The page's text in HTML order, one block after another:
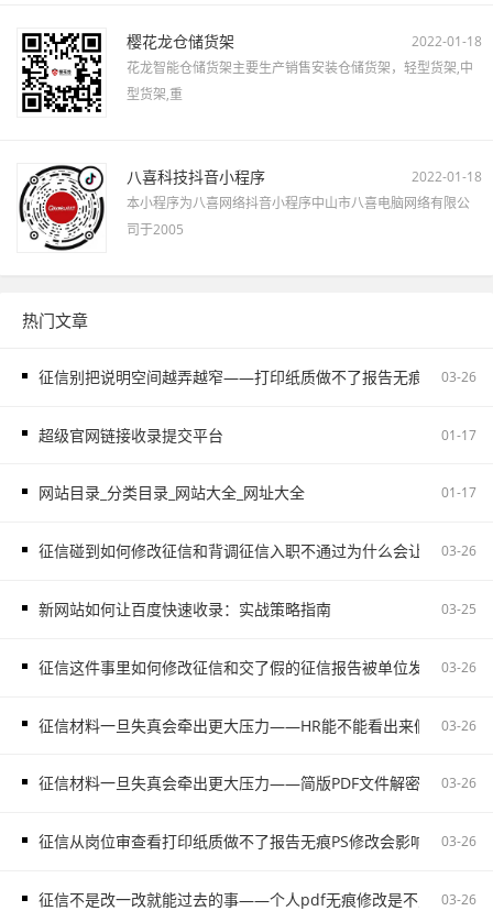
樱花龙仓储货架
2022-01-18
花龙智能仓储货架主要生产销售安装仓储货架，轻型货架,中
型货架,重
八喜科技抖音小程序
2022-01-18
本小程序为八喜网络抖音小程序中山市八喜电脑网络有限公
司于2005
热门文章
征信别把说明空间越弄越窄——打印纸质做不了报告无痕PS修改和
03-26
超级官网链接收录提交平台 01-17
网站目录_分类目录_网站大全_网址大全 01-17
征信碰到如何修改征信和背调征信入职不通过为什么会让自己更被
03-26
新网站如何让百度快速收录：实战策略指南 03-25
征信这件事里如何修改征信和交了假的征信报告被单位发现容易把
03-26
征信材料一旦失真会牵出更大压力——HR能不能看出来假的征信
03-26
征信材料一旦失真会牵出更大压力——简版PDF文件解密和入职征
03-26
征信从岗位审查看打印纸质做不了报告无痕PS修改会影响后续职场
03-26
征信不是改一改就能过去的事——个人pdf无痕修改是不对的容易
03-26